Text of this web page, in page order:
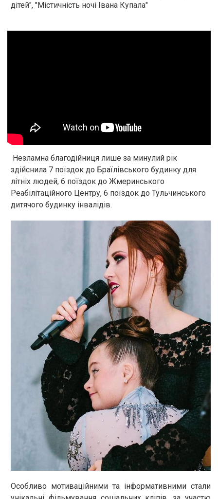
дітей", "Містичність ночі Івана Купала"
Незламна благодійниця лише за минулий рік
здійснила 7 поїздок до Браїлівського будинку для
літніх людей, 6 поїздок до Жмеринського
Реабілітаційного Центру, 6 поїздок до Тульчинського
дитячого будинку інвалідів.
Особливо мотиваційними та інформативними стали